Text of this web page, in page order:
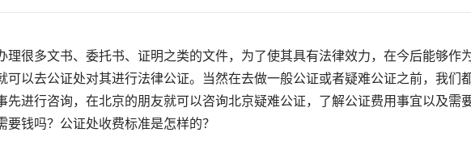
很多文书、委托书、证明之类的文件，为了使其具有法律效力，在今后能够作
可以去公证处对其进行法律公证。当然在去做一般公证或者疑难公证之前，我们
先进行咨询，在北京的朋友就可以咨询北京疑难公证，了解公证费用事宜以及需
钱吗？公证处收费标准是怎样的？